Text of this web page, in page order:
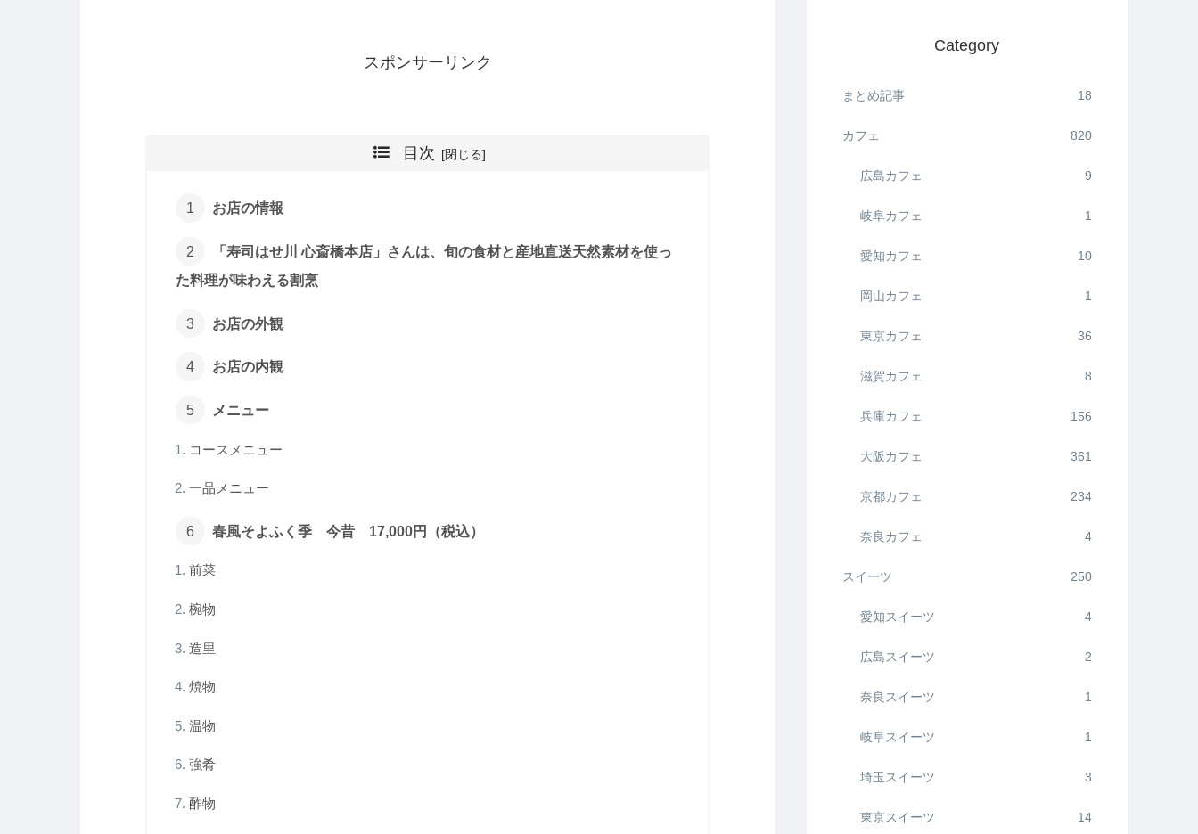
スポンサーリンク
目次
お店の情報
「寿司はせ川 心斎橋本店」さんは、旬の食材と産地直送天然素材を使っ
た料理が味わえる割烹
お店の外観
お店の内観
メニュー
コースメニュー
一品メニュー
春風そよふく季 今昔 17,000円（税込）
前菜
椀物
造里
焼物
温物
強肴
酢物
Category
まとめ記事 18
カフェ 820
広島カフェ 9
岐阜カフェ 1
愛知カフェ 10
岡山カフェ 1
東京カフェ 36
滋賀カフェ 8
兵庫カフェ 156
大阪カフェ 361
京都カフェ 234
奈良カフェ 4
スイーツ 250
愛知スイーツ 4
広島スイーツ 2
奈良スイーツ 1
岐阜スイーツ 1
埼玉スイーツ 3
東京スイーツ 14